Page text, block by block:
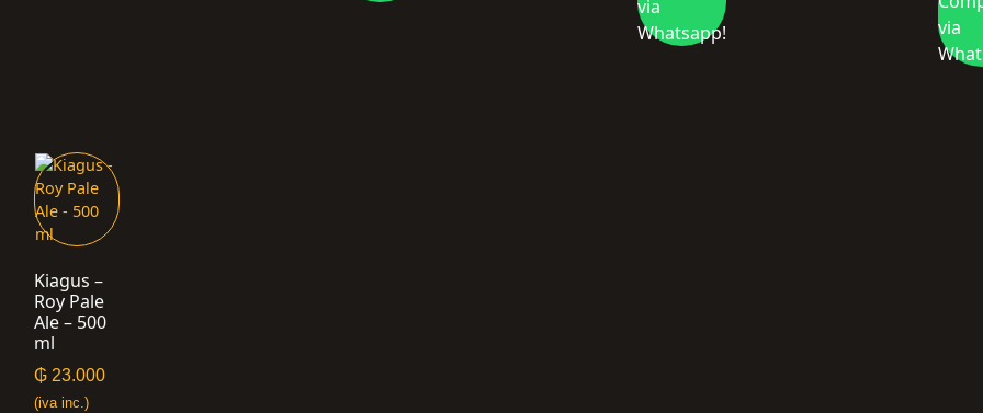
via
Whatsapp!
via
Kiagus –
Roy Pale
Ale – 500
ml
₲ 23.000
(iva inc.)